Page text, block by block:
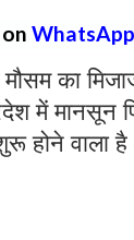
WhatsApp
मौसम का
में मानसून
होने